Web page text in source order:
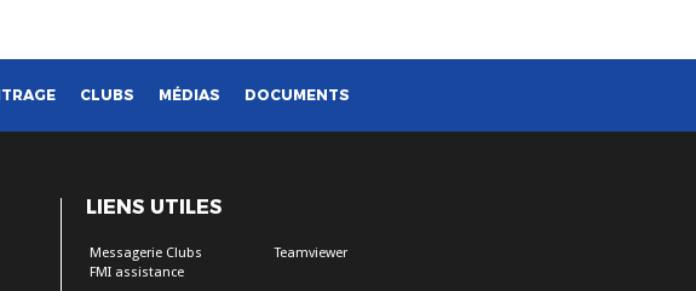
CLUBS MÉDIAS DOCUMENTS
LIENS UTILES
Messagerie Clubs
FMI assistance
Teamviewer